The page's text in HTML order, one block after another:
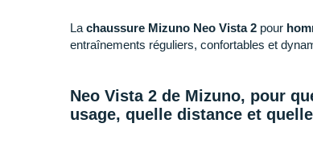
La chaussure Mizuno Neo Vista 2 pour
entraînements réguliers, confortables et
Neo Vista 2 de Mizuno, pour
usage, quelle distance et